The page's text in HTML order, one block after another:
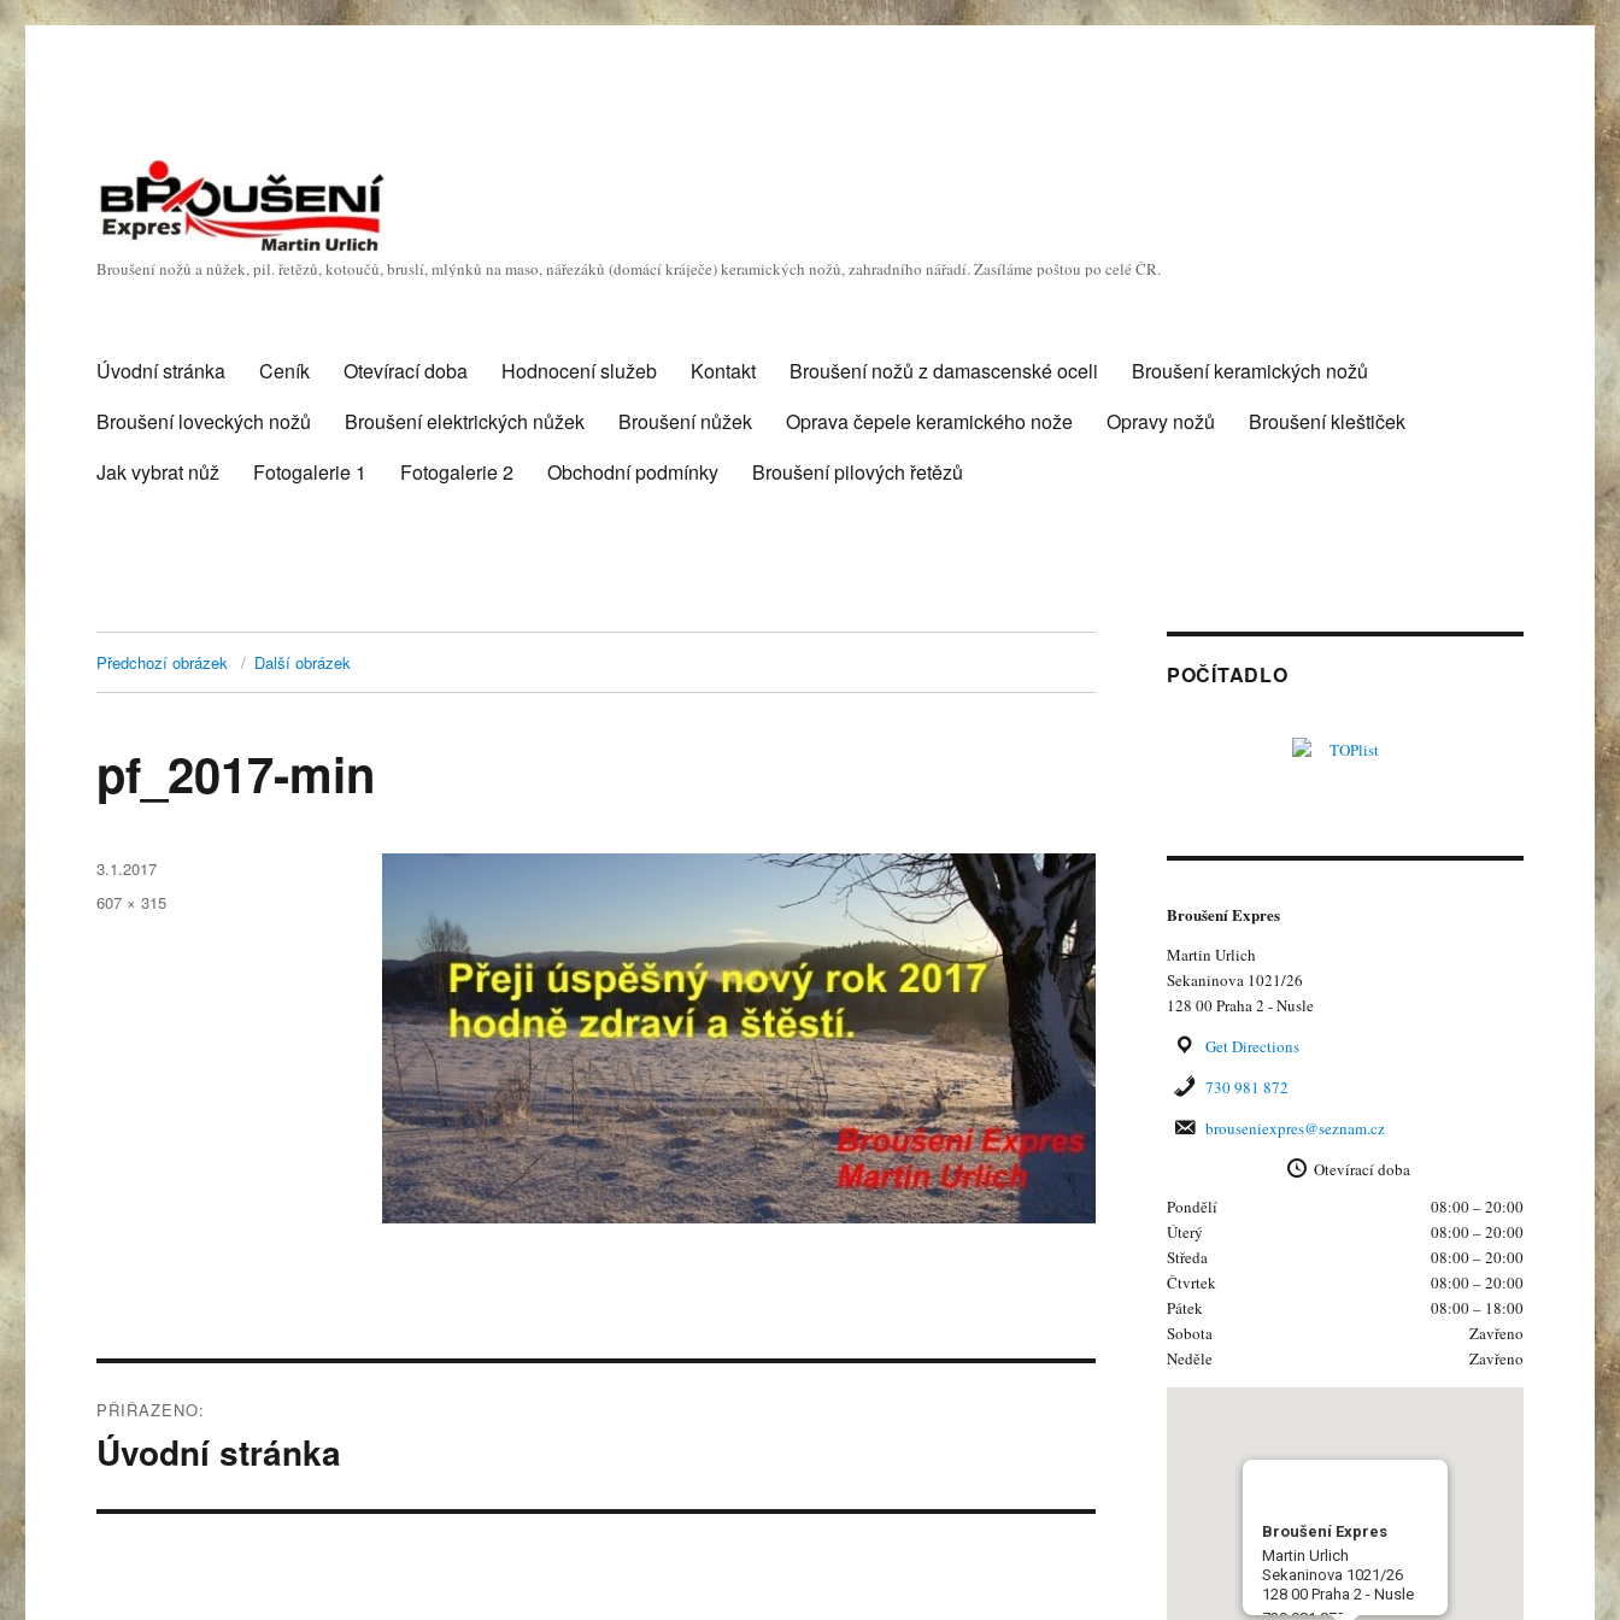
Broušení nožů a nůžek, pil. řetězů, kotoučů, bruslí, mlýnků na maso, nářezáků (domácí kráječe) keramických nožů, zahradního nářadí. Zasíláme poštou po celé ČR.
Úvodní stránka Ceník Otevírací doba Hodnocení služeb Kontakt Broušení nožů z damascenské oceli
Broušení keramických nožů
Broušení loveckých nožů
Broušení elektrických nůžek Broušení nůžek Oprava čepele keramického nože Opravy nožů
Broušení kleštiček
Jak vybrat nůž
Fotogalerie 1 Fotogalerie 2 Obchodní podmínky Broušení pilových řetězů
Předchozí obrázek Další obrázek
pf_2017-min
Publikováno:
3.1.2017
Původní
607 × 315
pro
PŘIŘAZENO:
Úvodní stránka
POČÍTADLO
Broušení Expres
Martin Urlich
Sekaninova 1021/26
128 00 Praha 2 - Nusle
Get Directions
730 981 872
brouseniexpres@seznam.cz
Otevírací doba
Pondělí
08:00 – 20:00
Úterý
08:00 – 20:00
Středa
08:00 – 20:00
Čtvrtek
08:00 – 20:00
Pátek
08:00 – 18:00
Sobota
Zavřeno
Neděle
Zavřeno
Broušení Expres
Martin Urlich
Sekaninova 1021/26
128 00 Praha 2 - Nusle